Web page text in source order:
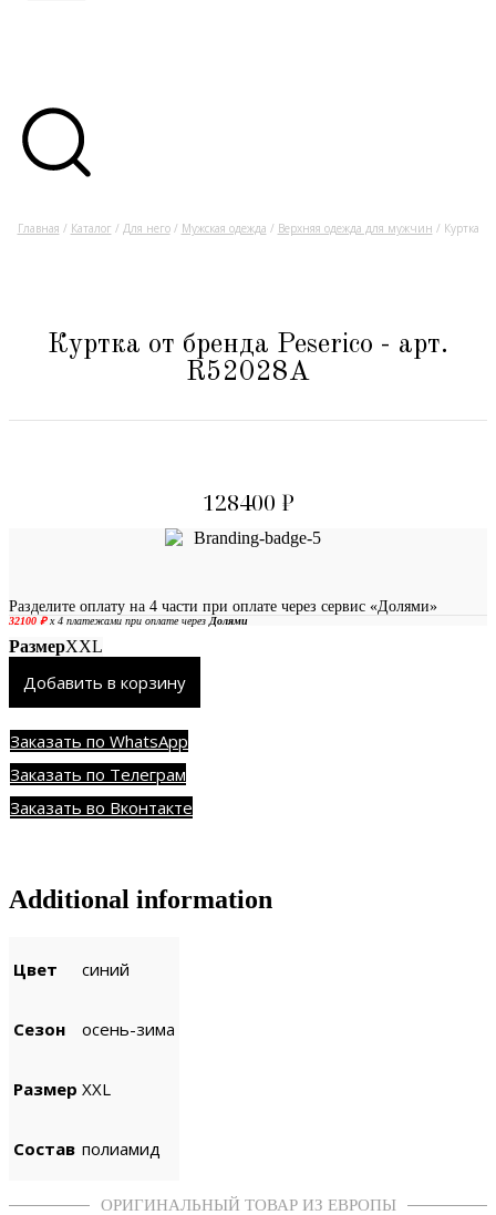
Главная / Каталог / Для него/ Мужская одежда / Верхняя одежда для мужчин / Куртка
Куртка от бренда Peserico - арт.
R52028A
128400 ₽
Разделите оплату на 4 части при оплате через сервис «Долями»
РазмерXXL
Добавить в корзину
Заказать по WhatsApp
Заказать по Телеграм
Заказать во Вконтакте
Additional information
Цвет синий
Сезон осень-зима
Размер XXL
Состав полиамид
ОРИГИНАЛЬНЫЙ ТОВАР ИЗ ЕВРОПЫ